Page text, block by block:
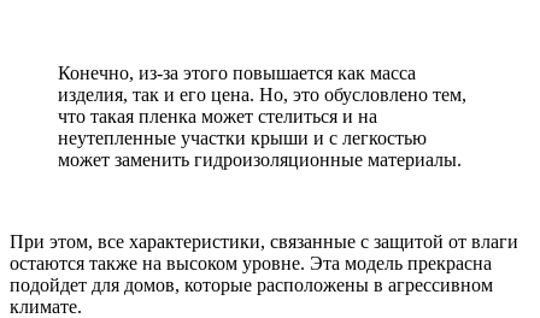
Конечно, из-за этого повышается как масса
изделия, так и его цена. Но, это обусловлено тем,
что такая пленка может стелиться и на
неутепленные участки крыши и с легкостью
может заменить гидроизоляционные материалы.
При этом, все характеристики, связанные с защитой от влаги
остаются также на высоком уровне. Эта модель прекрасна
подойдет для домов, которые расположены в агрессивном
климате.